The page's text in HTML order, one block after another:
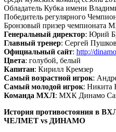
Обладатель Кубка имени
Победитель регулярного
Бронзовый призер чемпионата
Генеральный директор: Юрий
Главный тренер: Сергей Пушков
Официальный сайт: http://
Цвета: голубой, белый
Капитан: Кирилл Кремзер
Самый возрастной игрок:
Самый молодой игрок: Никита
Команда МХЛ: МХК Динамо
История противостояния в
ЧЕЛМЕТ vs ДИНАМО